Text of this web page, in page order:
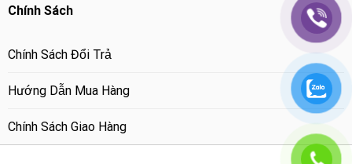
Chính Sách
Chính Sách Đổi Trả
Hướng Dẫn Mua Hàng
Chính Sách Giao Hàng